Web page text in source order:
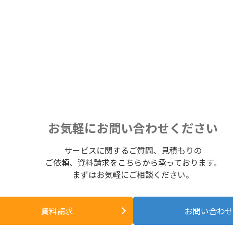
お気軽にお問い合わせください
サービスに関するご質問、見積もりの
ご依頼、資料請求をこちらから承っております。
まずはお気軽にご相談ください。
資料請求 お問い合わせ